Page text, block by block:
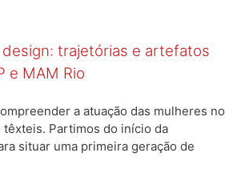
trajetórias e artefatos
e MAM Rio
a atuação das mulheres no
Partimos do início da
situar uma primeira geração de